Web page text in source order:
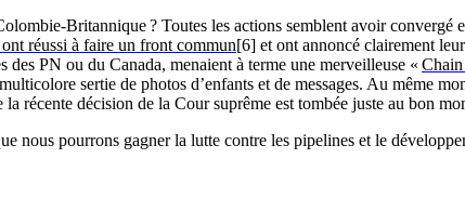
Britannique ? Toutes les actions semblent avoir
réussi à faire un front commun[6] et ont annoncé clairement
des PN ou du Canada, menaient à terme une merveilleuse «
sertie de photos d’enfants et de messages. Au même
la récente décision de la Cour suprême est tombée juste au bon
nous pourrons gagner la lutte contre les pipelines et le